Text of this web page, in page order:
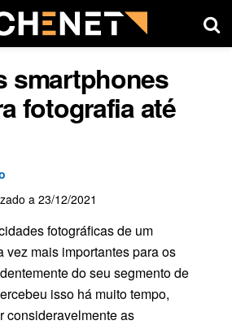
smartphones
fotografia até
a 23/12/2021
fotográficas de um
vez mais importantes para os
do seu segmento de
isso há muito tempo,
consideravelmente as